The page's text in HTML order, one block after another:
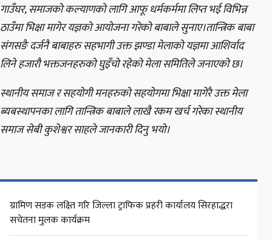
गाउँघर, समाजको कल्याणको लागि आफू धर्मकर्ममा लिप्त भई विभिन्न
ठाउँमा भिक्षा मागेर यज्ञको आयोजना गरेको बाबाले सुनाए।तान्त्रिक बाबा
संगसङै दर्जनै बाबाहरु सहभागी उक्त झण्डा मेलाको यज्ञमा आशिर्वाद
लिने हजारौ भक्तजनहरुको घुइँचो रहेको मेला समितिले जनाएको छ।
स्थानीय समाज र सहयोगी मनहरुको सहयोगमा भिक्षा मागेरै उक्त मेला
ब्यबस्थापनका लागि तान्त्रिक बाबाले लाखै रकम खर्च गरेका स्थानीय
समाज सेबी कुशेश्वर साहले जानकारी दिनु भयो।
ग्रामिण सडक लक्ष्ति गरि जिल्ला ट्राफिक प्रहरी कार्यालय सिरहाद्धरा
सचेतना मुलक कार्यक्रम